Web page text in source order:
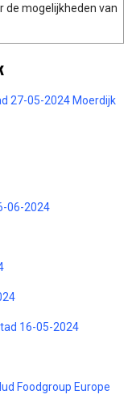
de mogelijkheden van
27-05-2024 Moerdijk
06-2024
16-05-2024
Foodgroup Europe